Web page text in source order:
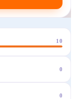
10
0
0